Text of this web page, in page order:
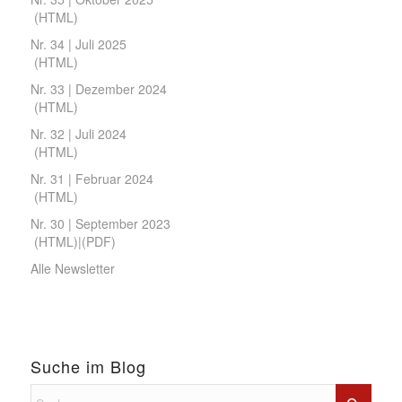
(HTML )
Nr. 34 | Juli 2025
(HTML )
Nr. 33 | Dezember 2024
(HTML )
Nr. 32 | Juli 2024
(HTML )
Nr. 31 | Februar 2024
(HTML )
Nr. 30 | September 2023
(HTML )|(PDF)
Alle Newsletter
Suche im Blog